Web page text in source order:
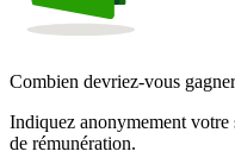
Combien devriez-vous
Indiquez anonymement
de rémunération.